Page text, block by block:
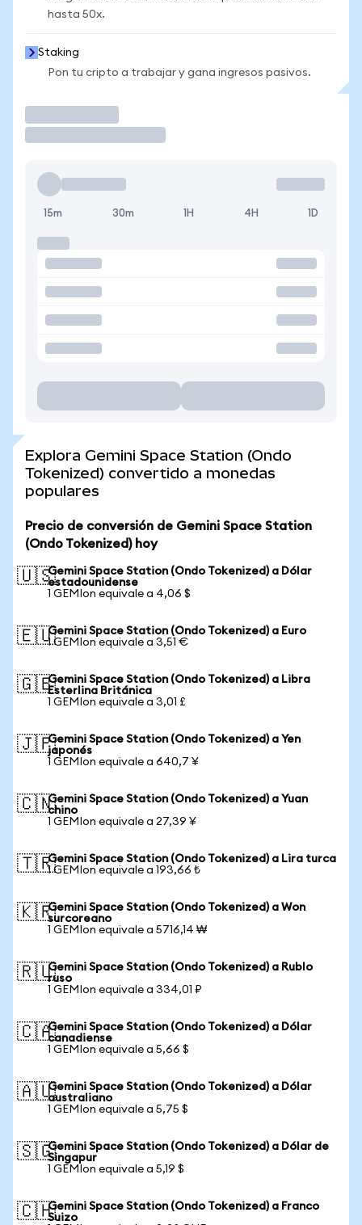
hasta 50x.
Staking
Pon tu cripto a trabajar y gana ingresos pasivos.
15m 30m 1H 4H 1D
Explora Gemini Space Station (Ondo
Tokenized) convertido a monedas
populares
Precio de conversión de Gemini Space Station
(Ondo Tokenized) hoy
🇺🇸Gemini Space Station (Ondo Tokenized) a Dólar
estadounidense
1 GEMIon equivale a 4,06 $
🇪🇺Gemini Space Station (Ondo Tokenized) a Euro
1 GEMIon equivale a 3,51 €
🇬🇧Gemini Space Station (Ondo Tokenized) a Libra
Esterlina Británica
1 GEMIon equivale a 3,01 £
🇯🇵Gemini Space Station (Ondo Tokenized) a Yen
japonés
1 GEMIon equivale a 640,7 ¥
🇨🇳Gemini Space Station (Ondo Tokenized) a Yuan
chino
1 GEMIon equivale a 27,39 ¥
🇹🇷Gemini Space Station (Ondo Tokenized) a Lira turca
1 GEMIon equivale a 193,66 ₺
🇰🇷Gemini Space Station (Ondo Tokenized) a Won
surcoreano
1 GEMIon equivale a 5716,14 ₩
🇷🇺Gemini Space Station (Ondo Tokenized) a Rublo
ruso
1 GEMIon equivale a 334,01 ₽
🇨🇦Gemini Space Station (Ondo Tokenized) a Dólar
canadiense
1 GEMIon equivale a 5,66 $
🇦🇺Gemini Space Station (Ondo Tokenized) a Dólar
australiano
1 GEMIon equivale a 5,75 $
🇸🇬Gemini Space Station (Ondo Tokenized) a Dólar de
Singapur
1 GEMIon equivale a 5,19 $
🇨🇭Gemini Space Station (Ondo Tokenized) a Franco
Suizo